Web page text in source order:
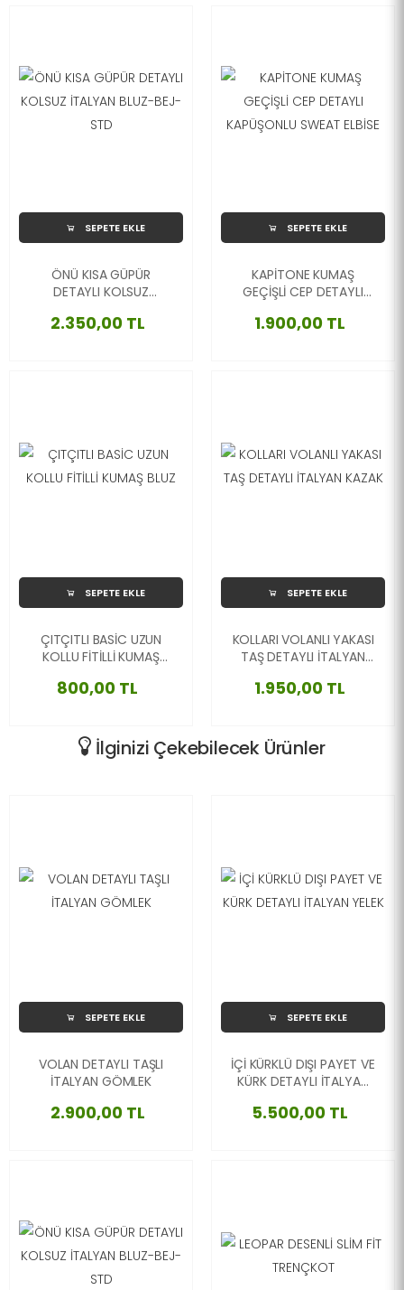
SEPETE EKLE
ÖNÜ KISA GÜPÜR
DETAYLI KOLSUZ
2.350,00 TL
SEPETE EKLE
KAPİTONE KUMAŞ
GEÇİŞLİ CEP DETAYLI
ELBİSE
1.900,00 TL
SEPETE EKLE
ÇITÇITLI BASİC UZUN
KOLLU FİTİLLİ KUMAŞ
800,00 TL
SEPETE EKLE
KOLLARI VOLANLI YAKASI
TAŞ DETAYLI İTALYAN
1.950,00 TL
İlginizi Çekebilecek Ürünler
SEPETE EKLE
VOLAN DETAYLI TAŞLI
İTALYAN GÖMLEK
2.900,00 TL
SEPETE EKLE
İÇİ KÜRKLÜ DIŞI PAYET VE
KÜRK DETAYLI İTALYAN
5.500,00 TL